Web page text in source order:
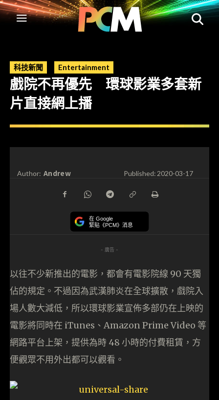
科技新聞 Entertainment
戲院不再優先 環球影業多套新
片直接網上播
Author: Andrew Published:2020-03-17
在 Google
緊貼《PCM》消息
- 廣告 -
以往不少新推出的電影，都會有電影院線 90 天獨
佔的規定。不過因為武漢肺炎在全球擴散，戲院入
場人數大減低，所以環球影業宣佈多部仍在上映的
電影將同時在 iTunes、Amazon Prime Video 等
網路平台上架，提供為時 48 小時的付費租賃，方
便觀眾不用外出都可以觀看。